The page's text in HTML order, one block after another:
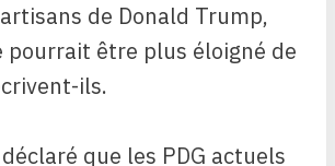
de Donald Trump,
pourrait être plus éloigné de
ils.
que les PDG actuels